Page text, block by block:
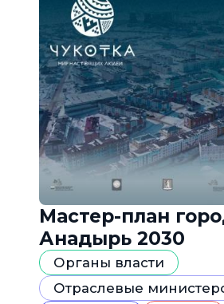
Мастер-план
Анадырь 2030
Органы власти
Отраслевые